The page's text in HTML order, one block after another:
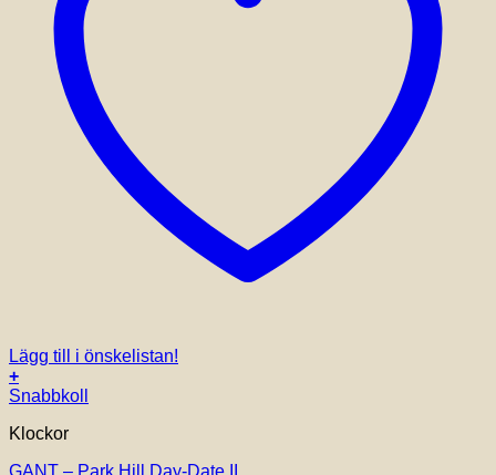
Lägg till i önskelistan!
+
Snabbkoll
Klockor
GANT – Park Hill Day-Date II